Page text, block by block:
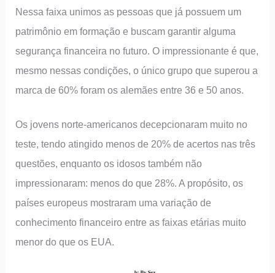
Nessa faixa unimos as pessoas que já possuem um
patrimônio em formação e buscam garantir alguma
segurança financeira no futuro. O impressionante é que,
mesmo nessas condições, o único grupo que superou a
marca de 60% foram os alemães entre 36 e 50 anos.
Os jovens norte-americanos decepcionaram muito no
teste, tendo atingido menos de 20% de acertos nas três
questões, enquanto os idosos também não
impressionaram: menos do que 28%. A propósito, os
países europeus mostraram uma variação de
conhecimento financeiro entre as faixas etárias muito
menor do que os EUA.